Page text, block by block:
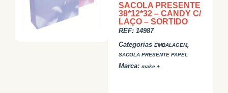
SACOLA PRESENTE
38*12*32 – CANDY C/
LAÇO – SORTIDO
REF:14987
Categorias EMBALAGEM,
SACOLA PRESENTE PAPEL
Marca:make +